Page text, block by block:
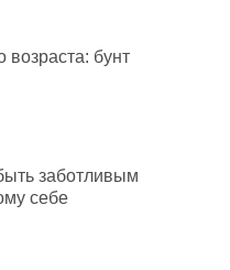
возраста: бунт
заботливым
себе